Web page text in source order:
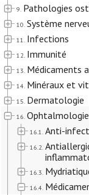
9. Pathologies
10. Système
11. Infections
12. Immunité
13. Médicaments
14. Minéraux et
15. Dermatologie
16. Ophtalmologie
16.1. Anti-
16.2.
16.3.
16.4.